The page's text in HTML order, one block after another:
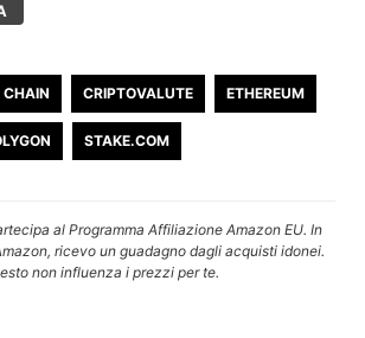
CHAIN CRIPTOVALUTE ETHEREUM
STAKE.COM
al Programma Affiliazione Amazon EU. In
ricevo un guadagno dagli acquisti idonei.
non influenza i prezzi per te.